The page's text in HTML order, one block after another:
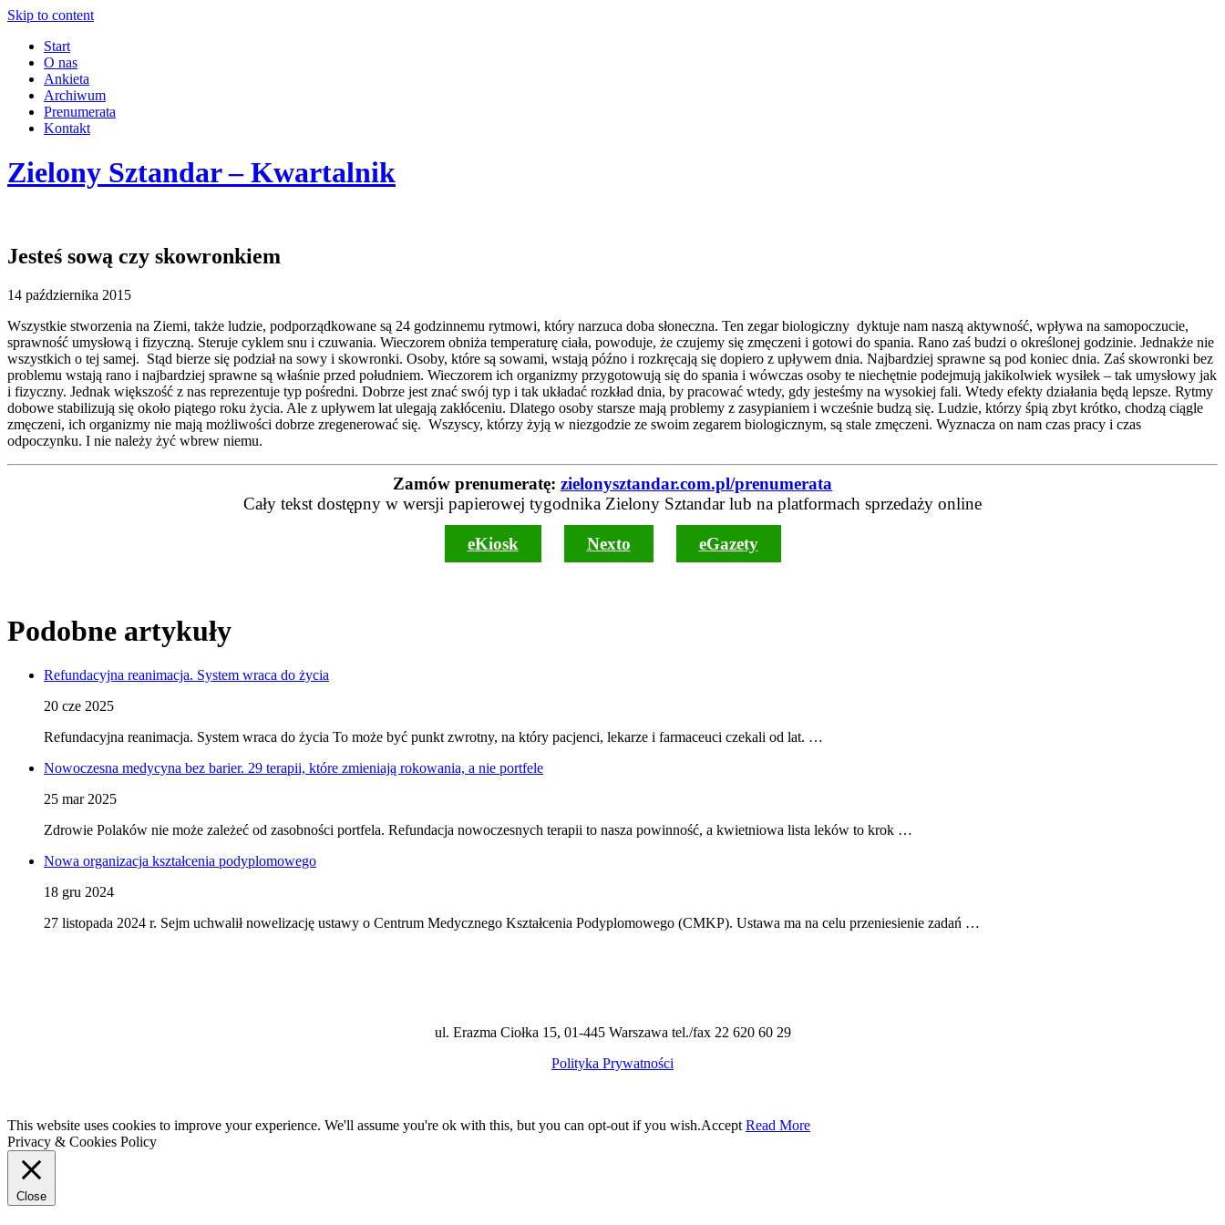
Skip to content
Start
O nas
Ankieta
Archiwum
Prenumerata
Kontakt
Zielony Sztandar – Kwartalnik
Jesteś sową czy skowronkiem
14 października 2015
Wszystkie stworzenia na Ziemi, także ludzie, podporządkowane są 24 godzinnemu rytmowi, który narzuca doba słoneczna. Ten zegar biologiczny dyktuje nam naszą aktywność, wpływa na samopoczucie,
sprawność umysłową i fizyczną. Steruje cyklem snu i czuwania. Wieczorem obniża temperaturę ciała, powoduje, że czujemy się zmęczeni i gotowi do spania. Rano zaś budzi o określonej godzinie. Jednakże nie
wszystkich o tej samej. Stąd bierze się podział na sowy i skowronki. Osoby, które są sowami, wstają późno i rozkręcają się dopiero z upływem dnia. Najbardziej sprawne są pod koniec dnia. Zaś skowronki bez
problemu wstają rano i najbardziej sprawne są właśnie przed południem. Wieczorem ich organizmy przygotowują się do spania i wówczas osoby te niechętnie podejmują jakikolwiek wysiłek – tak umysłowy jak
i fizyczny. Jednak większość z nas reprezentuje typ pośredni. Dobrze jest znać swój typ i tak układać rozkład dnia, by pracować wtedy, gdy jesteśmy na wysokiej fali. Wtedy efekty działania będą lepsze. Rytmy
dobowe stabilizują się około piątego roku życia. Ale z upływem lat ulegają zakłóceniu. Dlatego osoby starsze mają problemy z zasypianiem i wcześnie budzą się. Ludzie, którzy śpią zbyt krótko, chodzą ciągle
zmęczeni, ich organizmy nie mają możliwości dobrze zregenerować się. Wszyscy, którzy żyją w niezgodzie ze swoim zegarem biologicznym, są stale zmęczeni. Wyznacza on nam czas pracy i czas
odpoczynku. I nie należy żyć wbrew niemu.
Zamów prenumeratę: zielonysztandar.com.pl/prenumerata
Cały tekst dostępny w wersji papierowej tygodnika Zielony Sztandar lub na platformach sprzedaży online
eKiosk Nexto eGazety
Podobne artykuły
Refundacyjna reanimacja. System wraca do życia
20 cze 2025
Refundacyjna reanimacja. System wraca do życia To może być punkt zwrotny, na który pacjenci, lekarze i farmaceuci czekali od lat. …
Nowoczesna medycyna bez barier. 29 terapii, które zmieniają rokowania, a nie portfele
25 mar 2025
Zdrowie Polaków nie może zależeć od zasobności portfela. Refundacja nowoczesnych terapii to nasza powinność, a kwietniowa lista leków to krok …
Nowa organizacja kształcenia podyplomowego
18 gru 2024
27 listopada 2024 r. Sejm uchwalił nowelizację ustawy o Centrum Medycznego Kształcenia Podyplomowego (CMKP). Ustawa ma na celu przeniesienie zadań …
ul. Erazma Ciołka 15, 01-445 Warszawa tel./fax 22 620 60 29
Polityka Prywatności
This website uses cookies to improve your experience. We'll assume you're ok with this, but you can opt-out if you wish.Accept Read More
Privacy & Cookies Policy
Close